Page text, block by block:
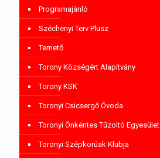
Programajánló
Széchenyi Terv Plusz
Temető
Torony Községért Alapítvány
Torony KSK
Toronyi Csicsergő Óvoda
Toronyi Önkéntes Tűzoltó Egyesület
Toronyi Szépkorúak Klubja